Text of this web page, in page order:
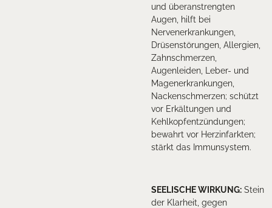
und überanstrengten
Augen, hilft bei
Nervenerkrankungen,
Drüsenstörungen, Allergien,
Zahnschmerzen,
Augenleiden, Leber- und
Magenerkrankungen,
Nackenschmerzen; schützt
vor Erkältungen und
Kehlkopfentzündungen;
bewahrt vor Herzinfarkten;
stärkt das Immunsystem.
SEELISCHE WIRKUNG: Stein
der Klarheit, gegen